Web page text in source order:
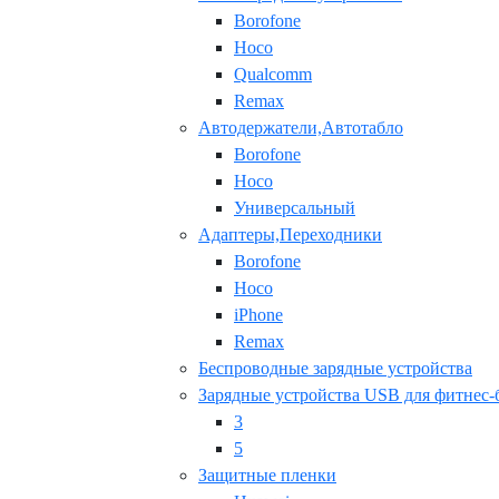
Borofone
Hoco
Qualcomm
Remax
Автодержатели,Автотабло
Borofone
Hoco
Универсальный
Адаптеры,Переходники
Borofone
Hoco
iPhone
Remax
Беспроводные зарядные устройства
Зарядные устройства USB для фитнес-
3
5
Защитные пленки